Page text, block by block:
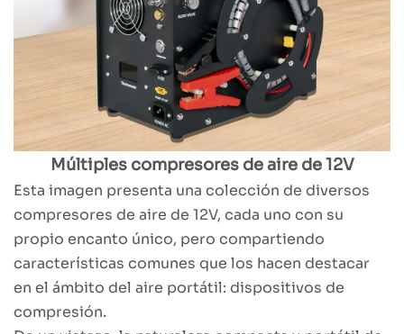
Múltiples compresores de aire de 12V
Esta imagen presenta una colección de diversos
compresores de aire de 12V, cada uno con su
propio encanto único, pero compartiendo
características comunes que los hacen destacar
en el ámbito del aire portátil: dispositivos de
compresión.